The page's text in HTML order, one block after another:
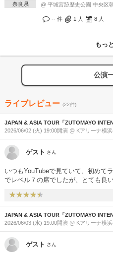
奈良県 @ 平城宮跡歴史公園 中央区
-- 件 1 人 8 人
もっ
公演
ライブレビュー (22件)
JAPAN & ASIA TOUR「ZUTOMAYO
2026/06/02 (火) 19:00開演 @ Kアリーナ横
ゲスト さん
いつもYouTubeで見ていて、初めて
でレベル７の席でしたが、とても良
文字はほぼ読めませんでした。 音響
が、１日目は最初のMC前まではボ
しました。ACAねさんもイヤモニを
り、リハとは異なるライブならでは
か。それを吹き飛ばすくらい、１日
しかったです。 ドラム・ベースの低
ったためか）鍵盤とギターの音はあ
JAPAN & ASIA TOUR「ZUTOMAYO
2026/06/03 (水) 19:00開演 @ Kアリーナ横
ゲスト さん